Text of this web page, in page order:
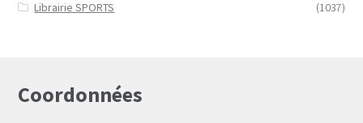
Librairie SPORTS (1037)
Coordonnées